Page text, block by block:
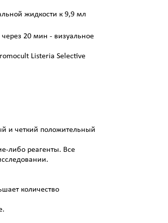
жидкости к 9,9 мл
20 мин - визуальное
Listeria Selective
и четкий положительный
либо реагенты. Все
количество